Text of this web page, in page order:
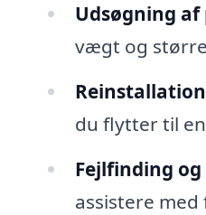
Udsøgning af
vægt og
du flytter til
Fejlfinding
assistere